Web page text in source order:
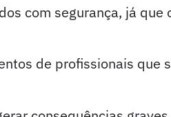
com segurança, já que
de profissionais que